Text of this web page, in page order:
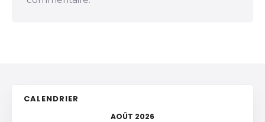
CALENDRIER
AOÛT 2026